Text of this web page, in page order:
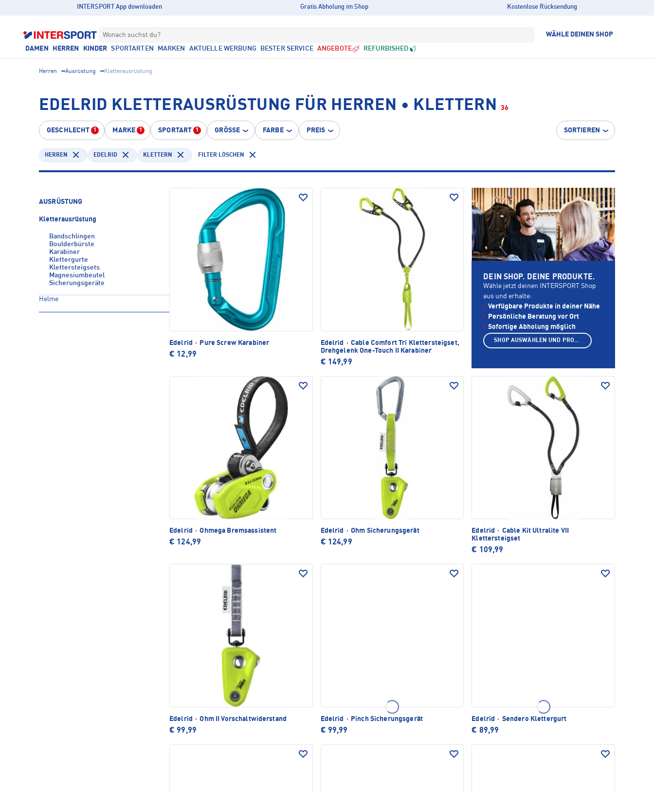
INTERSPORT App downloaden Gratis Abholung im Shop Kostenlose Rücksendung
Wonach suchst du? WÄHLE DEINEN SHOP
DAMEN HERREN KINDER SPORTARTEN MARKEN AKTUELLE WERBUNG BESTER SERVICE ANGEBOTE REFURBISHED
Herren Ausrüstung Kletterausrüstung
EDELRID KLETTERAUSRÜSTUNG FÜR HERREN • KLETTERN 36
GESCHLECHT 1 MARKE 1 SPORTART 1 GRÖSSE FARBE PREIS SORTIEREN
HERREN EDELRID KLETTERN FILTER LÖSCHEN
AUSRÜSTUNG
Kletterausrüstung
Bandschlingen
Boulderbürste
Karabiner
Klettergurte
Klettersteigsets
Magnesiumbeutel
Sicherungsgeräte
Helme
Edelrid · Pure Screw Karabiner
€ 12,99
Edelrid · Cable Comfort Tri Klettersteigset,
Drehgelenk One-Touch II Karabiner
€ 149,99
Edelrid · Ohmega Bremsassistent
€ 124,99
Edelrid · Ohm Sicherungsgerät
€ 124,99
Edelrid · Cable Kit Ultralite VII
Klettersteigset
€ 109,99
Edelrid · Ohm II Vorschaltwiderstand
€ 99,99
Edelrid · Pinch Sicherungsgerät
€ 99,99
Edelrid · Sendero Klettergurt
€ 89,99
DEIN SHOP. DEINE PRODUKTE.
Wähle jetzt deinen INTERSPORT Shop
aus und erhalte:
Verfügbare Produkte in deiner Nähe
Persönliche Beratung vor Ort
Sofortige Abholung möglich
SHOP AUSWÄHLEN UND PRODUKTE ANZEIGEN